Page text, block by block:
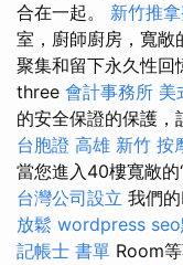
合在一起。 新竹推
室，廚師廚房，寬敞
聚集和留下永久性
three 會計事務所 美
的安全保證的保護，
台胞證 高雄 新竹 按
當您進入40樓寬敞的
台灣公司設立 我們
放鬆 wordpress
記帳士 書單 Room